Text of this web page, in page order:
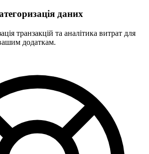
даних
транзакцій та аналітика витрат для
додаткам.